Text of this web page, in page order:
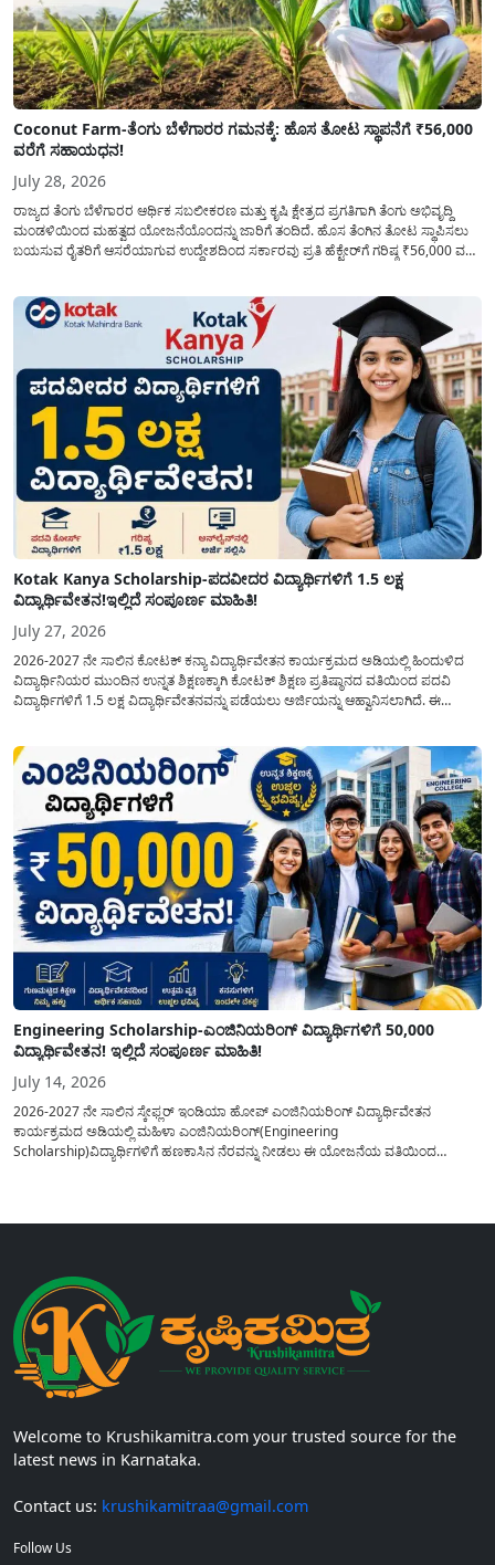
Coconut Farm-ತೆಂಗು ಬೆಳೆಗಾರರ ಗಮನಕ್ಕೆ: ಹೊಸ ತೋಟ ಸ್ಥಾಪನೆಗೆ ₹56,000
ವರೆಗೆ ಸಹಾಯಧನ!
July 28, 2026
ರಾಜ್ಯದ ತೆಂಗು ಬೆಳೆಗಾರರ ಆರ್ಥಿಕ ಸಬಲೀಕರಣ ಮತ್ತು ಕೃಷಿ ಕ್ಷೇತ್ರದ ಪ್ರಗತಿಗಾಗಿ ತೆಂಗು ಅಭಿವೃದ್ದಿ
ಮಂಡಳಿಯಿಂದ ಮಹತ್ವದ ಯೋಜನೆಯೊಂದನ್ನು ಜಾರಿಗೆ ತಂದಿದೆ. ಹೊಸ ತೆಂಗಿನ ತೋಟ ಸ್ಥಾಪಿಸಲು
ಬಯಸುವ ರೈತರಿಗೆ ಆಸರೆಯಾಗುವ ಉದ್ದೇಶದಿಂದ ಸರ್ಕಾರವು ಪ್ರತಿ ಹೆಕ್ಟೇರ್‌ಗೆ ಗರಿಷ್ಠ ₹56,000 ವರೆಗೆ
Kotak Kanya Scholarship-ಪದವೀದರ ವಿದ್ಯಾರ್ಥಿಗಳಿಗೆ 1.5 ಲಕ್ಷ
ವಿದ್ಯಾರ್ಥಿವೇತನ!ಇಲ್ಲಿದೆ ಸಂಪೂರ್ಣ ಮಾಹಿತಿ!
July 27, 2026
2026-2027 ನೇ ಸಾಲಿನ ಕೋಟಕ್ ಕನ್ಯಾ ವಿದ್ಯಾರ್ಥಿವೇತನ ಕಾರ್ಯಕ್ರಮದ ಅಡಿಯಲ್ಲಿ ಹಿಂದುಳಿದ
ವಿದ್ಯಾರ್ಥಿನಿಯರ ಮುಂದಿನ ಉನ್ನತ ಶಿಕ್ಷಣಕ್ಕಾಗಿ ಕೋಟಕ್ ಶಿಕ್ಷಣ ಪ್ರತಿಷ್ಠಾನದ ವತಿಯಿಂದ ಪದವಿ
ವಿದ್ಯಾರ್ಥಿಗಳಿಗೆ 1.5 ಲಕ್ಷ ವಿದ್ಯಾರ್ಥಿವೇತನವನ್ನು ಪಡೆಯಲು ಅರ್ಜಿಯನ್ನು ಆಹ್ವಾನಿಸಲಾಗಿದೆ. ಈ
Engineering Scholarship-ಎಂಜಿನಿಯರಿಂಗ್ ವಿದ್ಯಾರ್ಥಿಗಳಿಗೆ 50,000
ವಿದ್ಯಾರ್ಥಿವೇತನ! ಇಲ್ಲಿದೆ ಸಂಪೂರ್ಣ ಮಾಹಿತಿ!
July 14, 2026
2026-2027 ನೇ ಸಾಲಿನ ಸ್ಕೇಫ್ಲರ್ ಇಂಡಿಯಾ ಹೋಪ್ ಎಂಜಿನಿಯರಿಂಗ್ ವಿದ್ಯಾರ್ಥಿವೇತನ
ಕಾರ್ಯಕ್ರಮದ ಅಡಿಯಲ್ಲಿ ಮಹಿಳಾ ಎಂಜಿನಿಯರಿಂಗ್(Engineering
Scholarship)ವಿದ್ಯಾರ್ಥಿಗಳಿಗೆ ಹಣಕಾಸಿನ ನೆರವನ್ನು ನೀಡಲು ಈ ಯೋಜನೆಯ ವತಿಯಿಂದ
Welcome to Krushikamitra.com your trusted source for the
latest news in Karnataka.
Contact us: krushikamitraa@gmail.com
Follow Us